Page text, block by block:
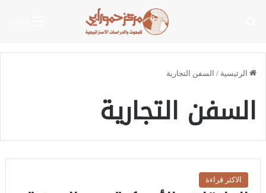
الرئيسية / السفن التجارية
السفن التجارية
الاكثر قراءة